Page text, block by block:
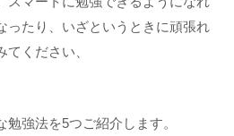
ったり、いざというときに頑張れ
ください、
強法を5つご紹介します。